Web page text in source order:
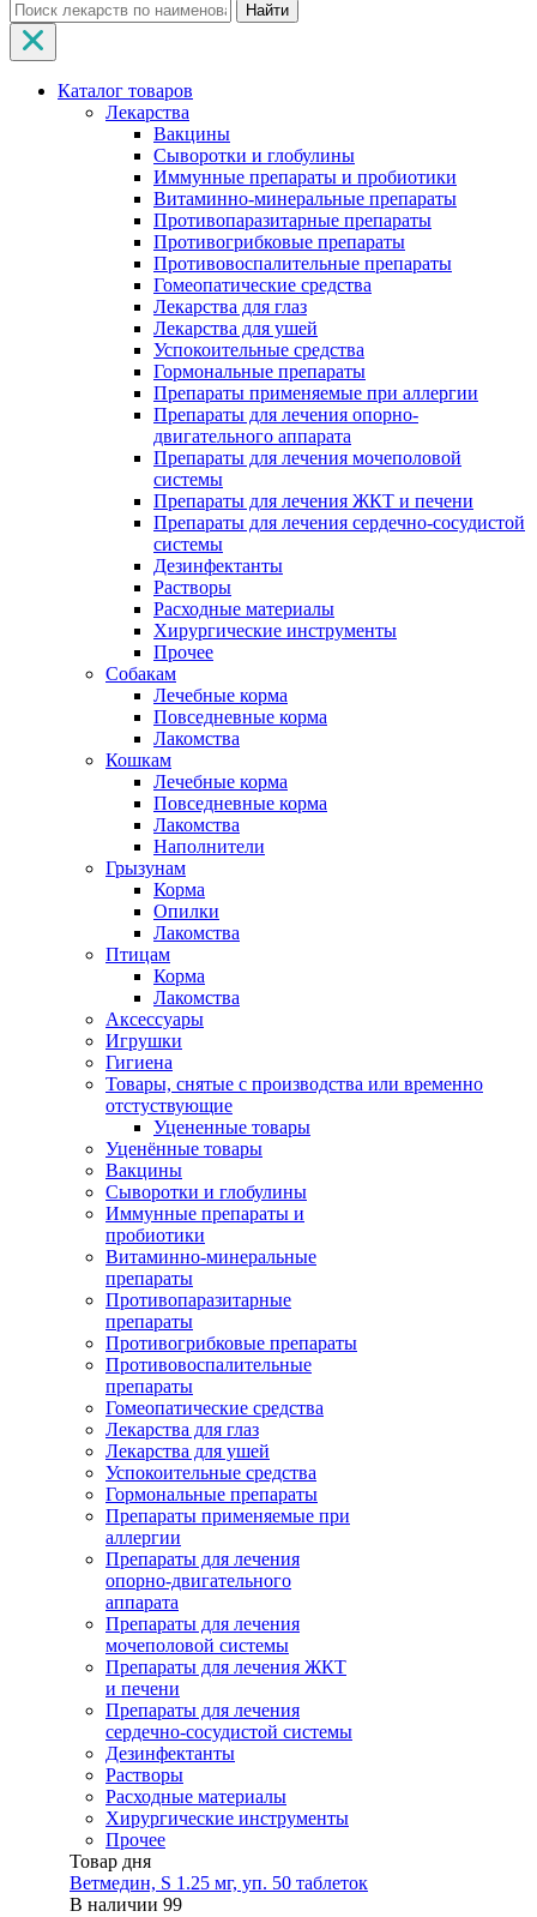
Найти
Каталог товаров
Лекарства
Вакцины
Сыворотки и глобулины
Иммунные препараты и пробиотики
Витаминно-минеральные препараты
Противопаразитарные препараты
Противогрибковые препараты
Противовоспалительные препараты
Гомеопатические средства
Лекарства для глаз
Лекарства для ушей
Успокоительные средства
Гормональные препараты
Препараты применяемые при аллергии
Препараты для лечения опорно-
двигательного аппарата
Препараты для лечения мочеполовой
системы
Препараты для лечения ЖКТ и печени
Препараты для лечения сердечно-сосудистой
системы
Дезинфектанты
Растворы
Расходные материалы
Хирургические инструменты
Прочее
Собакам
Лечебные корма
Повседневные корма
Лакомства
Кошкам
Лечебные корма
Повседневные корма
Лакомства
Наполнители
Грызунам
Корма
Опилки
Лакомства
Птицам
Корма
Лакомства
Аксессуары
Игрушки
Гигиена
Товары, снятые с производства или временно
отстуствующие
Уцененные товары
Уценённые товары
Вакцины
Сыворотки и глобулины
Иммунные препараты и
пробиотики
Витаминно-минеральные
препараты
Противопаразитарные
препараты
Противогрибковые препараты
Противовоспалительные
препараты
Гомеопатические средства
Лекарства для глаз
Лекарства для ушей
Успокоительные средства
Гормональные препараты
Препараты применяемые при
аллергии
Препараты для лечения
опорно-двигательного
аппарата
Препараты для лечения
мочеполовой системы
Препараты для лечения ЖКТ
и печени
Препараты для лечения
сердечно-сосудистой системы
Дезинфектанты
Растворы
Расходные материалы
Хирургические инструменты
Прочее
Товар дня
Ветмедин, S 1.25 мг, уп. 50 таблеток
В наличии 99